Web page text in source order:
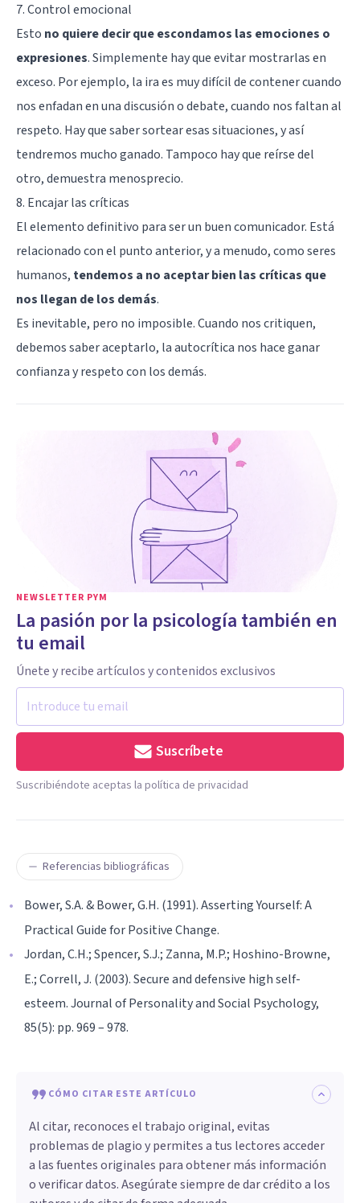
7. Control emocional
Esto no quiere decir que escondamos las emociones o
expresiones. Simplemente hay que evitar mostrarlas en
exceso. Por ejemplo, la ira es muy difícil de contener cuando
nos enfadan en una discusión o debate, cuando nos faltan al
respeto. Hay que saber sortear esas situaciones, y así
tendremos mucho ganado. Tampoco hay que reírse del
otro, demuestra menosprecio.
8. Encajar las críticas
El elemento definitivo para ser un buen comunicador. Está
relacionado con el punto anterior, y a menudo, como seres
humanos, tendemos a no aceptar bien las críticas que
nos llegan de los demás.
Es inevitable, pero no imposible. Cuando nos critiquen,
debemos saber aceptarlo, la autocrítica nos hace ganar
confianza y respeto con los demás.
NEWSLETTER PYM
La pasión por la psicología también en
tu email
Únete y recibe artículos y contenidos exclusivos
Suscríbete
Suscribiéndote aceptas la política de privacidad
Referencias bibliográficas
Bower, S.A. & Bower, G.H. (1991). Asserting Yourself: A
Practical Guide for Positive Change.
Jordan, C.H.; Spencer, S.J.; Zanna, M.P.; Hoshino-Browne,
E.; Correll, J. (2003). Secure and defensive high self-
esteem. Journal of Personality and Social Psychology,
85(5): pp. 969 – 978.
CÓMO CITAR ESTE ARTÍCULO
Al citar, reconoces el trabajo original, evitas
problemas de plagio y permites a tus lectores acceder
a las fuentes originales para obtener más información
o verificar datos. Asegúrate siempre de dar crédito a los